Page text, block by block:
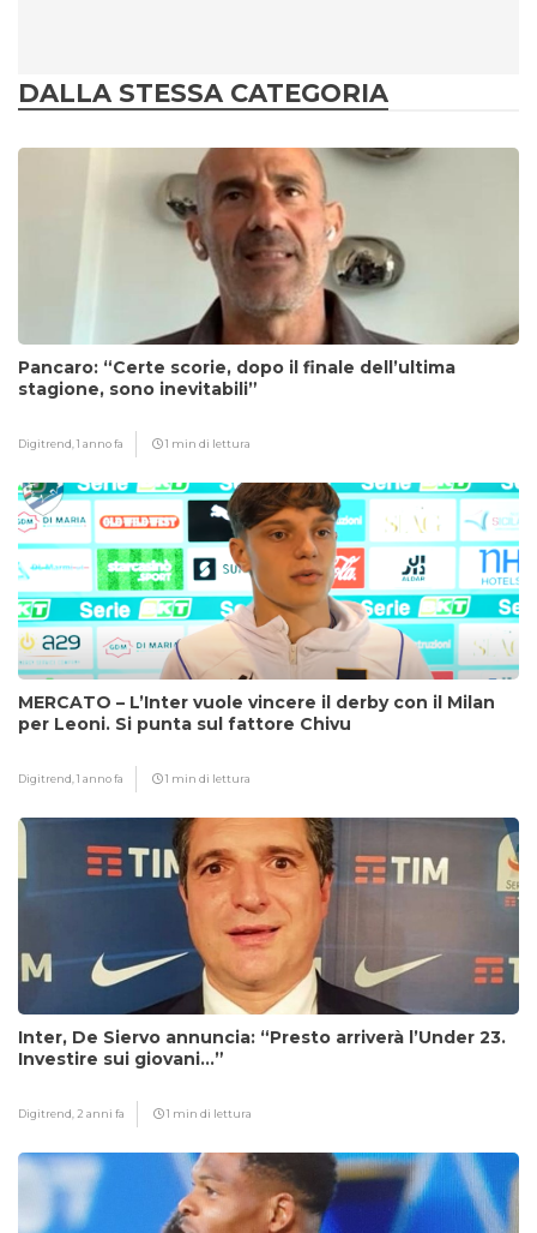
DALLA STESSA CATEGORIA
Pancaro: “Certe scorie, dopo il finale dell’ultima
stagione, sono inevitabili”
Digitrend,1 anno fa 1 min di lettura
MERCATO – L’Inter vuole vincere il derby con il Milan
per Leoni. Si punta sul fattore Chivu
Digitrend,1 anno fa 1 min di lettura
Inter, De Siervo annuncia: “Presto arriverà l’Under 23.
Investire sui giovani…”
Digitrend, 2 anni fa 1 min di lettura